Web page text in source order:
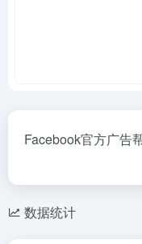
Facebook官方广告
数据统计